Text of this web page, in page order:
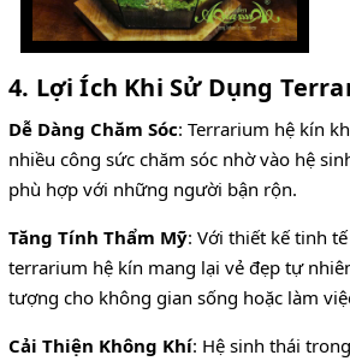
4. Lợi Ích Khi Sử Dụng
Dễ Dàng Chăm Sóc: Terrarium hệ kín
nhiều công sức chăm sóc nhờ vào hệ
phù hợp với những người bận rộn.
Tăng Tính Thẩm Mỹ: Với thiết kế tinh
terrarium hệ kín mang lại vẻ đẹp tự
tượng cho không gian sống hoặc làm
Cải Thiện Không Khí: Hệ sinh thái